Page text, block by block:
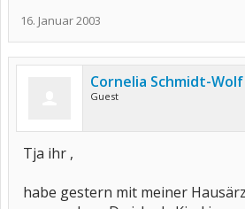
16. Januar 2003
Cornelia Schmidt-Wolf
Guest
Tja ihr ,
habe gestern mit meiner